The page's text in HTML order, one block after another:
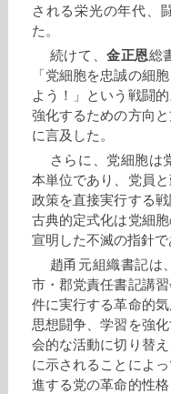
される栄光の年代、
た。
続けて、金正恩総
「党細胞を忠誠の細
よう！」という戦闘
強化するための方向
に言及した。
さらに、党細胞は
本単位であり、党員
政策を直接実行する
古典的定式化は党細
宣明した不滅の指針で
趙甬元組織書記は
市・郡党責任書記講
件に実行する革命的
思想闘争、学習を強
会的な活動に切り替
に示されることによ
進する党の革命的性